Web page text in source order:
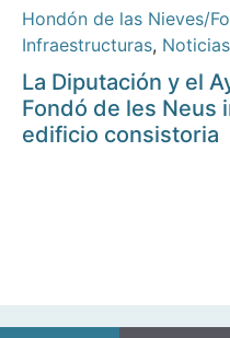
Hondón de las Nieves/
Infraestructuras, Noticias
La Diputación y el
Fondó de les Neus
edificio consistoria